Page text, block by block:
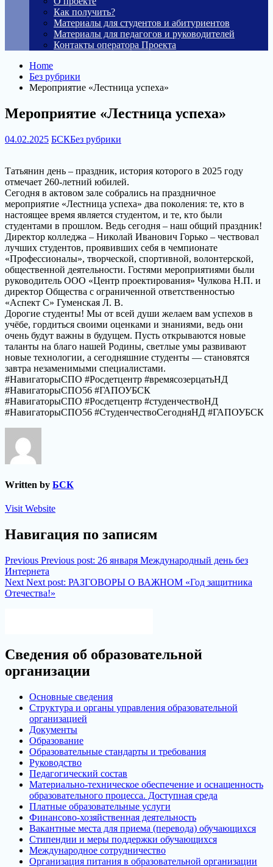
Как получить?
Материалы для студентов и абитуриентов
Материалы для педагогов и руководителей
Контакты оператора Проекта
Home
Без рубрики
Мероприятие «Лестница успеха»
Мероприятие «Лестница успеха»
04.02.2025 БСКБез рубрики
Татьянин день – праздник, история которого в 2025 году
отмечает 260-летний юбилей.
Сегодня в актовом зале собрались на праздничное
мероприятие «Лестница успеха» два поколения: те, кто в
настоящее время является студентом, и те, кто были
студентами в прошлом. Ведь сегодня – наш общий праздник!
Директор колледжа – Николай Иванович Горько – чествовал
лучших студентов, проявивших себя в чемпионате
«Профессионалы», творческой, спортивной, волонтерской,
общественной деятельности. Гостями мероприятиями были
руководитель ООО «Центр проектирования» Чулкова Н.П. и
директор Общества с ограниченной ответственностью
«Аспект С» Гуменская Л. В.
Дорогие студенты! Мы от всей души желаем вам успехов в
учёбе, гордиться своими оценками и знаниями, ведь они
очень будут важны в будущем. Пусть открываются новые
таланты на благо нашей Родины, светлые умы развивают
новые технологии, а сегодняшние студенты — становятся
завтра незаменимыми специалистами.
#НавигаторыСПО #Росдетцентр #времясозерцатьНД
#НавигаторыСПО56 #ГАПОУБСК
#НавигаторыСПО #Росдетцентр #студенчествоНД
#НавигаторыСПО56 #СтуденчествоСегодняНД #ГАПОУБСК
Written by БСК
Visit Website
Навигация по записям
Previous Previous post: 26 января Международный день без
Интернета
Next Next post: РАЗГОВОРЫ О ВАЖНОМ «Год защитника
Отечества!»
Сведения об образовательной
организации
Основные сведения
Структура и органы управления образовательной
организацией
Документы
Образование
Образовательные стандарты и требования
Руководство
Педагогический состав
Материально-техническое обеспечение и оснащенность
образовательного процесса. Доступная среда
Платные образовательные услуги
Финансово-хозяйственная деятельность
Вакантные места для приема (перевода) обучающихся
Стипендии и меры поддержки обучающихся
Международное сотрудничество
Организация питания в образовательной организации